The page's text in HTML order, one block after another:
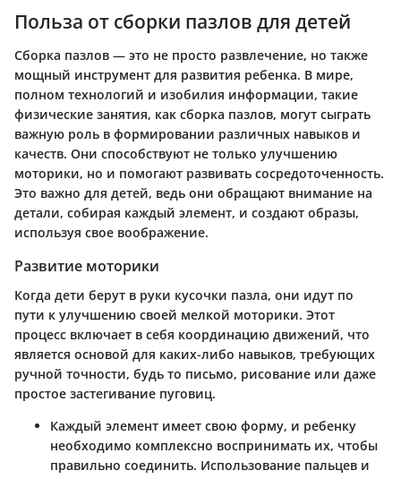
Польза от сборки пазлов для детей
Сборка пазлов — это не просто развлечение, но также
мощный инструмент для развития ребенка. В мире,
полном технологий и изобилия информации, такие
физические занятия, как сборка пазлов, могут сыграть
важную роль в формировании различных навыков и
качеств. Они способствуют не только улучшению
моторики, но и помогают развивать сосредоточенность.
Это важно для детей, ведь они обращают внимание на
детали, собирая каждый элемент, и создают образы,
используя свое воображение.
Развитие моторики
Когда дети берут в руки кусочки пазла, они идут по
пути к улучшению своей мелкой моторики. Этот
процесс включает в себя координацию движений, что
является основой для каких-либо навыков, требующих
ручной точности, будь то письмо, рисование или даже
простое застегивание пуговиц.
Каждый элемент имеет свою форму, и ребенку
необходимо комплексно воспринимать их, чтобы
правильно соединить. Использование пальцев и